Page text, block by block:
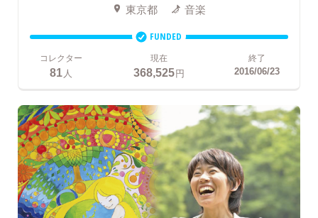
東京都 音楽
FUNDED
コレクター
81 人
現在
368,525円
終了
2016/06/23